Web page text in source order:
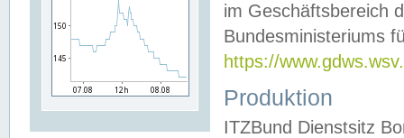
im Geschäftsbereich
Bundesministeriums
https://
Produktion
ITZBund Dienstsitz